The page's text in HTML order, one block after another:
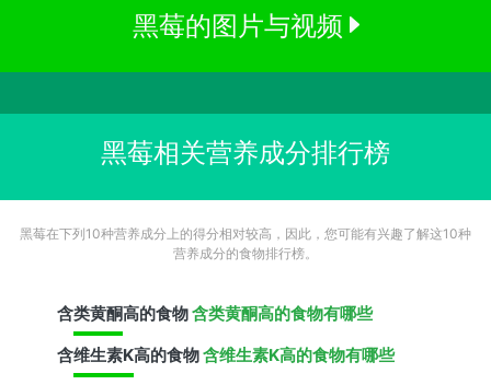
黑莓的图片与视频
黑莓相关营养成分排行榜
黑莓在下列10种营养成分上的得分相对较高，因此，您可能有兴趣了解这10种
营养成分的食物排行榜。
含类黄酮高的食物含类黄酮高的食物有哪些
含维生素K高的食物含维生素K高的食物有哪些